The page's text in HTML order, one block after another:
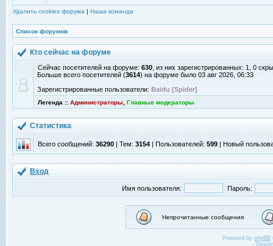
Удалить cookies форума | Наша команда
Список форумов
Кто сейчас на форуме
Сейчас посетителей на форуме: 630 , из них зарегистрированных: 1, 0
Больше всего посетителей (3614) на форуме было 03 авг 2026, 06:33
Зарегистрированные пользователи: Baidu [Spider]
Легенда :: Администраторы Главные модераторы
Статистика
Всего сообщений: 36290 | Тем: 3154 | Пользователей: 599 | Новый
Вход
Имя пользователя: Пароль:
Непрочитанные сообщения
Powered by phpBB